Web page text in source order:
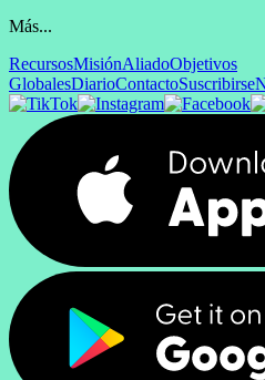
Más...
RecursosMisiónAliadoObjetivos
GlobalesDiarioContactoSuscribirse